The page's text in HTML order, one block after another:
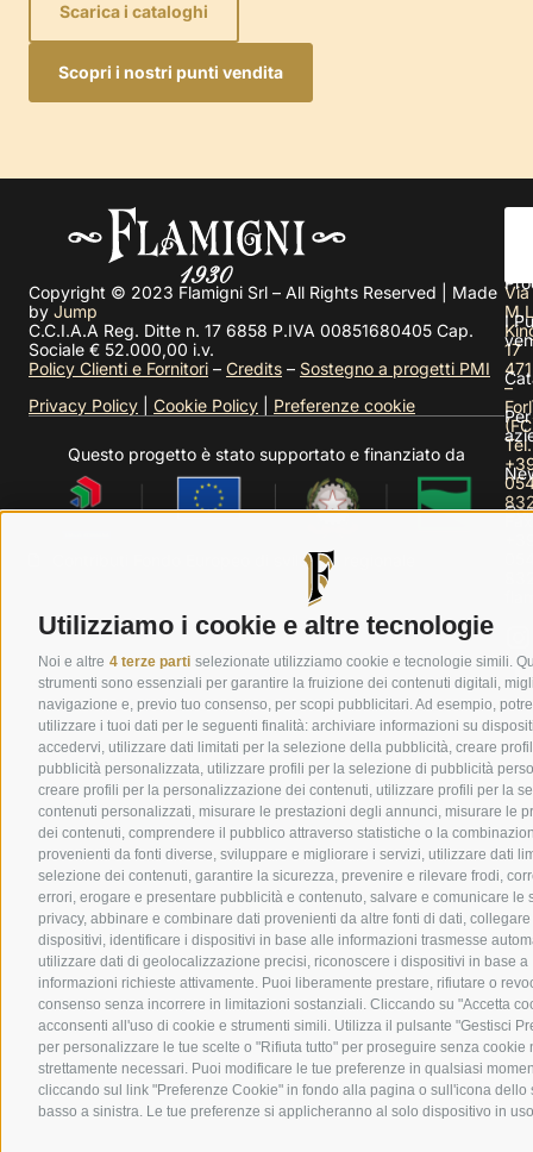
Utilizziamo i cookie e altre tecnologie
Noi e altre 4 terze parti selezionate utilizziamo cookie e tecnologie simili.
strumenti sono essenziali per garantire la fruizione dei contenuti digitali,
navigazione e, previo tuo consenso, per scopi pubblicitari. Ad esempio,
utilizzare i tuoi dati per le seguenti finalità: archiviare informazioni su
accedervi, utilizzare dati limitati per la selezione della pubblicità, creare
pubblicità personalizzata, utilizzare profili per la selezione di pubblicità
creare profili per la personalizzazione dei contenuti, utilizzare profili per la
contenuti personalizzati, misurare le prestazioni degli annunci, misurare le
dei contenuti, comprendere il pubblico attraverso statistiche o la
provenienti da fonti diverse, sviluppare e migliorare i servizi, utilizzare dati
selezione dei contenuti, garantire la sicurezza, prevenire e rilevare frodi,
errori, erogare e presentare pubblicità e contenuto, salvare e comunicare le
privacy, abbinare e combinare dati provenienti da altre fonti di dati,
dispositivi, identificare i dispositivi in base alle informazioni trasmesse
utilizzare dati di geolocalizzazione precisi, riconoscere i dispositivi in base a
informazioni richieste attivamente. Puoi liberamente prestare, rifiutare o
consenso senza incorrere in limitazioni sostanziali. Cliccando su "Accetta
acconsenti all'uso di cookie e strumenti simili. Utilizza il pulsante "Gestisci
per personalizzare le tue scelte o "Rifiuta tutto" per proseguire senza cookie
strettamente necessari. Puoi modificare le tue preferenze in qualsiasi
cliccando sul link "Preferenze Cookie" in fondo alla pagina o sull'icona dello
basso a sinistra. Le tue preferenze si applicheranno al solo dispositivo in
Scopri i nostri punti vendita
Scarica i cataloghi
Copyright © 2023 Flamigni Srl – All Rights Reserved | Made
by Jump
C.C.I.A.A Reg. Ditte n. 17 6858 P.IVA 00851680405 Cap.
Sociale € 52.000,00 i.v.
Policy Clienti e Fornitori – Credits – Sostegno a progetti PMI
Privacy Policy
Cookie Policy Preferenze cookie
Questo progetto è stato supportato e finanziato da
Contributi Fondo Europeo di sviluppo regionale
I
Via
17
–
Tel.